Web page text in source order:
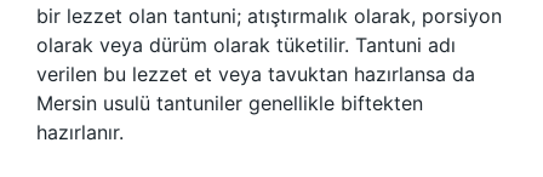
bir lezzet olan tantuni; atıştırmalık olarak, porsiyon
olarak veya dürüm olarak tüketilir. Tantuni adı
verilen bu lezzet et veya tavuktan hazırlansa da
Mersin usulü tantuniler genellikle biftekten
hazırlanır.